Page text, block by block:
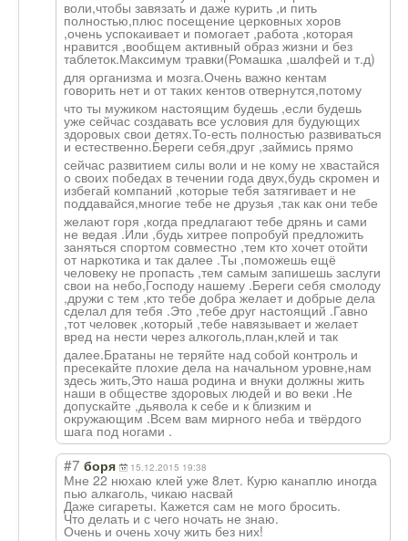
воли,чтобы завязать и даже курить ,и пить
полностью,плюс посещение церковных хоров
,очень успокаивает и помогает ,работа ,которая
нравится ,вообщем активный образ жизни и без
таблеток.Максимум травки(Ромашка ,шалфей и т.д)
для организма и мозга.Очень важно кентам
говорить нет и от таких кентов отвернутся,потому
что ты мужиком настоящим будешь ,если будешь
уже сейчас создавать все условия для будующих
здоровых свои детях.То-есть полностью развиваться
и естественно.Береги себя,друг ,займись прямо
сейчас развитием силы воли и не кому не хвастайся
о своих победах в течении года двух,будь скромен и
избегай компаний ,которые тебя затягивает и не
поддавайся,многие тебе не друзья ,так как они тебе
желают горя ,когда предлагают тебе дрянь и сами
не ведая .Или ,будь хитрее попробуй предложить
заняться спортом совместно ,тем кто хочет отойти
от наркотика и так далее .Ты ,поможешь ещё
человеку не пропасть ,тем самым запишешь заслуги
свои на небо,Господу нашему .Береги себя смолоду
,дружи с тем ,кто тебе добра желает и добрые дела
сделал для тебя .Это ,тебе друг настоящий .Гавно
,тот человек ,который ,тебе навязывает и желает
вред на нести через алкоголь,план,клей и так
далее.Братаны не теряйте над собой контроль и
пресекайте плохие дела на начальном уровне,нам
здесь жить,Это наша родина и внуки должны жить
наши в обществе здоровых людей и во веки .Не
допускайте ,дьявола к себе и к близким и
окружающим .Всем вам мирного неба и твёрдого
шага под ногами .
#7 боря 15.12.2015 19:38
Мне 22 нюхаю клей уже 8лет. Курю канаплю иногда
пью алкаголь, чикаю насвай
Даже сигареты. Кажется сам не мого бросить.
Что делать и с чего ночать не знаю.
Очень и очень хочу жить без них!